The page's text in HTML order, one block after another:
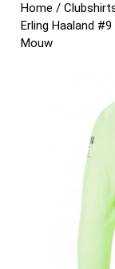
Home /
Erling Haaland
Mouw